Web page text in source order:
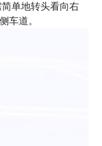
单地转头看向右
车道。